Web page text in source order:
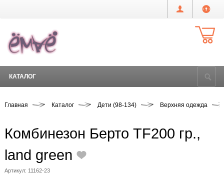
КАТАЛОГ
Главная Каталог Дети (98-134) Верхняя одежда
Комбинезон Берто TF200 гр.,
land green
Артикул: 11162-23